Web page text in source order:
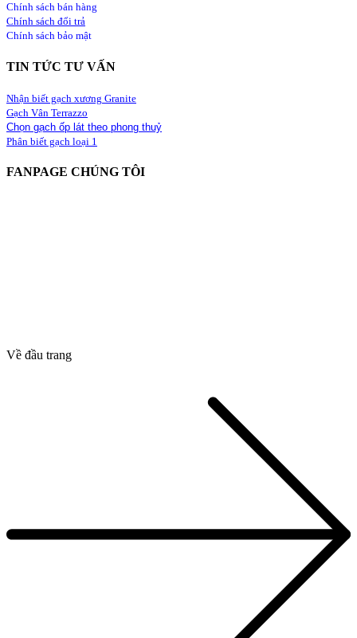
Chính sách bán hàng
Chính sách đổi trả
Chính sách bảo mật
TIN TỨC TƯ VẤN
Nhận biết gạch xương Granite
Gạch Vân Terrazzo
Chọn gạch ốp lát theo phong thuỷ
Phân biết gạch loại 1
FANPAGE CHÚNG TÔI
Về đầu trang